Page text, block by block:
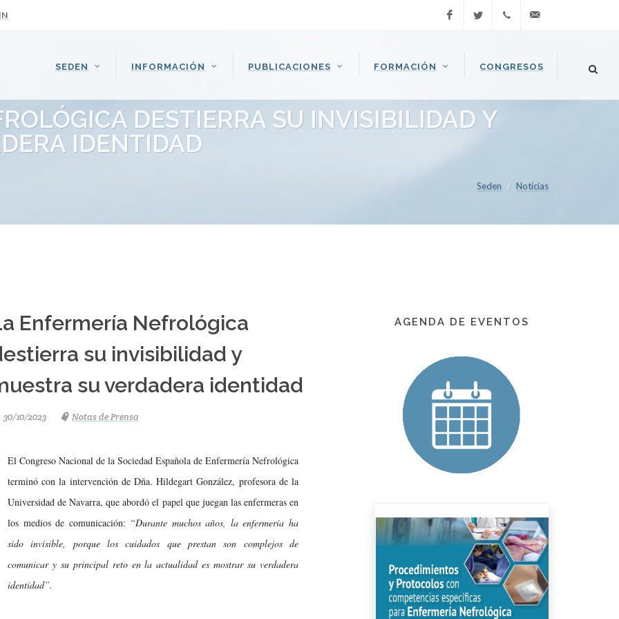
SEDEN INFORMACIÓN PUBLICACIONES FORMACIÓN CONGRESOS
DESTIERRA SU INVISIBILIDAD Y
IDENTIDAD
Seden Noticias
Enfermería Nefrológica
su invisibilidad y
su verdadera identidad
30/10/2023 Notas de Prensa
El Congreso Nacional de la Sociedad Española de Enfermería Nefrológica
terminó con la intervención de Dña. Hildegart González, profesora de la
Universidad de Navarra, que abordó el papel que juegan las enfermeras en
los medios de comunicación: “Durante muchos años, la enfermería ha
sido invisible, porque los cuidados que prestan son complejos de
comunicar y su principal reto en la actualidad es mostrar su verdadera
identidad”.
AGENDA DE EVENTOS